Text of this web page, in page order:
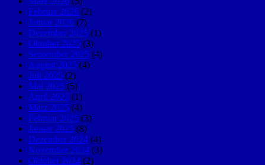
Februar 2026 (2)
Januar 2026 (7)
Dezember 2025 (1)
Oktober 2025 (3)
September 2025 (4)
August 2025 (4)
Juli 2025 (2)
Mai 2025 (5)
April 2025 (1)
März 2025 (4)
Februar 2025 (3)
Januar 2025 (8)
Dezember 2024 (4)
November 2024 (3)
Oktober 2024 (2)